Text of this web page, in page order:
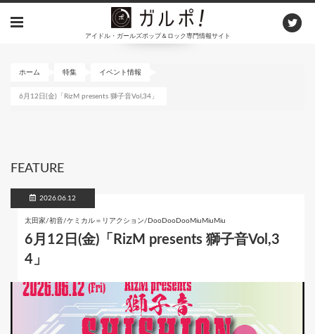
アイドル・ガールズポップ＆ロック専門情報サイト
ホーム 特集 イベント情報
6月12日(金)「RizM presents 獅子音Vol,34」
FEATURE
2026.06.12
太田家/初音/ケミカル＝リアクション/DooDooDooMiuMiuMiu
6月12日(金)「RizM presents 獅子音Vol,3
4」